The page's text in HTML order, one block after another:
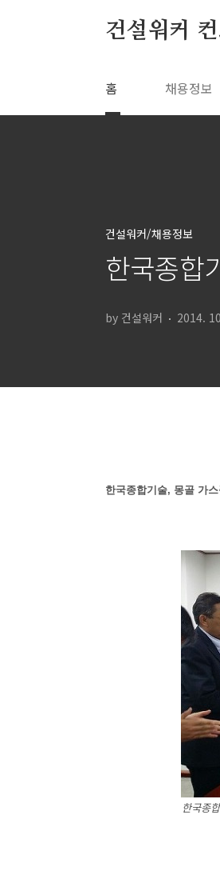
건설워커
홈 채용정보
건설워커/채용정보
한국종합
by 건설워커 2014.
한국종합기술, 몽골 가
한국종